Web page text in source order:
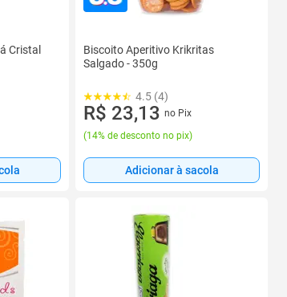
Cristal
Biscoito Aperitivo Krikritas
Salgado - 350g
4.5 (4)
R$ 23,13 no Pix
(14% de desconto no pix)
Adicionar à sacola